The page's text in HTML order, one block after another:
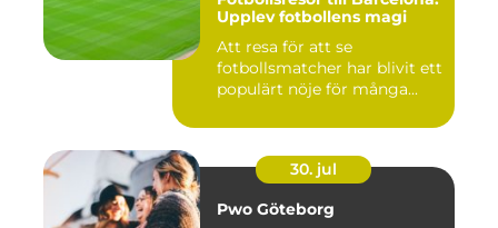
Upplev fotbollens magi
Att resa för att se
fotbollsmatcher har blivit ett
populärt nöje för många...
30. jul
Pwo Göteborg